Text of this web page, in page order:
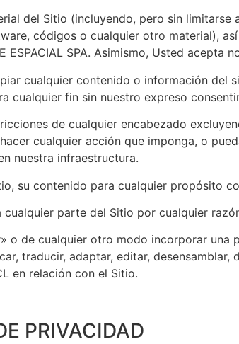
del Sitio (incluyendo, pero sin
códigos o cualquier otro material),
ESPACIAL SPA. Asimismo, Usted acepta
cualquier contenido o información del
cualquier fin sin nuestro expreso
de cualquier encabezado
cualquier acción que imponga, o
nuestra infraestructura.
su contenido para cualquier propósito
cualquier parte del Sitio por cualquier
o de cualquier otro modo incorporar
traducir, adaptar, editar,
en relación con el Sitio.
PRIVACIDAD